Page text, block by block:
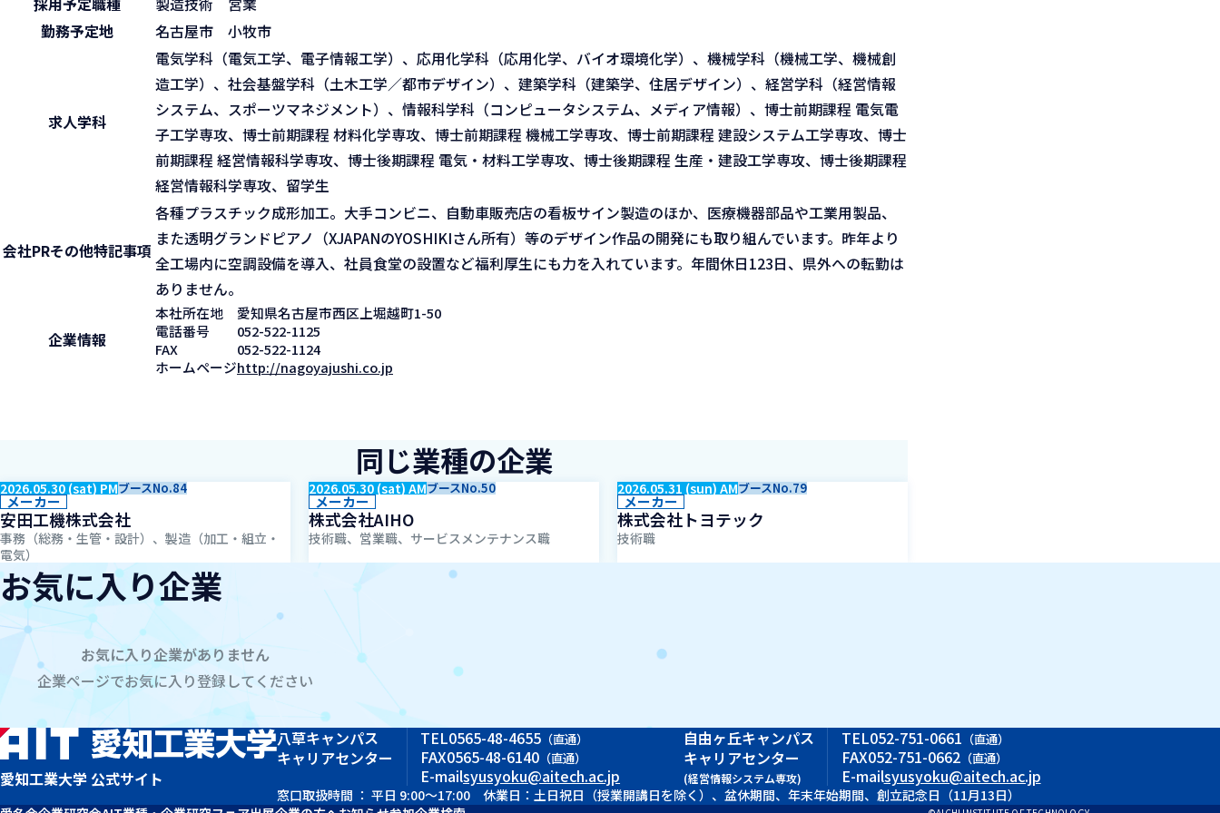
採用予定職種
製造技術 営業
勤務予定地
名古屋市 小牧市
求人学科
電気学科（電気工学、電子情報工学）、応用化学科（応用化学、バイオ環境化学）、機械学科（機械工学、機械創
造工学）、社会基盤学科（土木工学／都市デザイン）、建築学科（建築学、住居デザイン）、経営学科（経営情報
システム、スポーツマネジメント）、情報科学科（コンピュータシステム、メディア情報）、博士前期課程 電気電
子工学専攻、博士前期課程 材料化学専攻、博士前期課程 機械工学専攻、博士前期課程 建設システム工学専攻、博士
前期課程 経営情報科学専攻、博士後期課程 電気・材料工学専攻、博士後期課程 生産・建設工学専攻、博士後期課程
経営情報科学専攻、留学生
会社PRその他特記事項
各種プラスチック成形加工。大手コンビニ、自動車販売店の看板サイン製造のほか、医療機器部品や工業用製品、
また透明グランドピアノ（XJAPANのYOSHIKIさん所有）等のデザイン作品の開発にも取り組んでいます。昨年より
全工場内に空調設備を導入、社員食堂の設置など福利厚生にも力を入れています。年間休日123日、県外への転勤は
ありません。
企業情報
本社所在地
愛知県名古屋市西区上堀越町1-50
電話番号
052-522-1125
FAX
052-522-1124
ホームページhttp://nagoyajushi.co.jp
同じ業種の企業
2026.05.30 (sat) PMブースNo.84
メーカー
安田工機株式会社
事務（総務・生管・設計）、製造（加工・組立・
電気）
2026.05.30 (sat) AMブースNo.50
メーカー
株式会社AIHO
技術職、営業職、サービスメンテナンス職
2026.05.31 (sun) AMブースNo.79
メーカー
株式会社トヨテック
技術職
お気に入り企業
お気に入り企業がありません
企業ページでお気に入り登録してください
愛知工業大学 公式サイト
八草キャンパス
キャリアセンター
TEL0565-48-4655 （直通）
FAX0565-48-6140 （直通）
E-mailsyusyoku@aitech.ac.jp
自由ヶ丘キャンパス
キャリアセンター
(経営情報システム専攻)
TEL052-751-0661 （直通）
FAX052-751-0662（直通）
E-mailsyusyoku@aitech.ac.jp
窓口取扱時間 ： 平日 9:00～17:00 休業日：土日祝日（授業開講日を除く）、盆休期間、年末年始期間、創立記念日（11月13日）